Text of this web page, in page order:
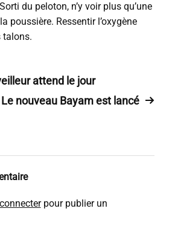
du peloton, n’y voir plus qu’une
poussière. Ressentir l’oxygène
talons.
attend le jour
Le nouveau Bayam est lancé
pour publier un